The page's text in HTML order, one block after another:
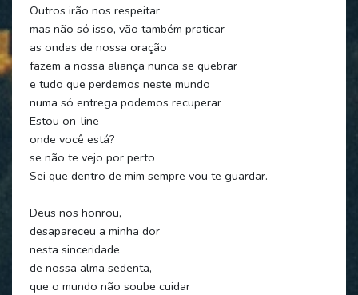
Outros irão nos respeitar
mas não só isso, vão também praticar
as ondas de nossa oração
fazem a nossa aliança nunca se quebrar
e tudo que perdemos neste mundo
numa só entrega podemos recuperar
Estou on-line
onde você está?
se não te vejo por perto
Sei que dentro de mim sempre vou te guardar.
Deus nos honrou,
desapareceu a minha dor
nesta sinceridade
de nossa alma sedenta,
que o mundo não soube cuidar